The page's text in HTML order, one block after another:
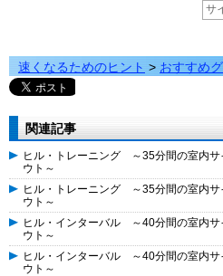
速くなるためのヒント > おすすめ
関連記事
ヒル・トレーニング ～35分間の室内サ
ウト～
ヒル・トレーニング ～35分間の室内サ
ウト～
ヒル・インターバル ～40分間の室内サ
ウト～
ヒル・インターバル ～40分間の室内サ
ウト～